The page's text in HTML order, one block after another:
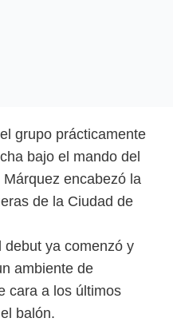
grupo prácticamente
bajo el mando del
Márquez encabezó la
de la Ciudad de
debut ya comenzó y
ambiente de
cara a los últimos
balón.